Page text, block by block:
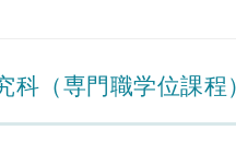
（専門職学位課